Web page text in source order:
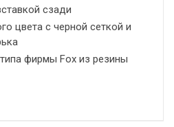
сзади
цвета с черной сеткой и
фирмы Fox из резины